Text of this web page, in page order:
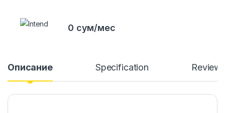
0 сум/мес
Описание Specification